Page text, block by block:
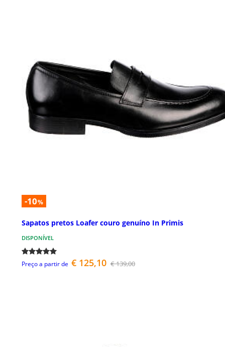
-10%
Sapatos pretos Loafer couro genuíno In Primis
DISPONÍVEL
Preço a partir de € 125,10 € 139,00